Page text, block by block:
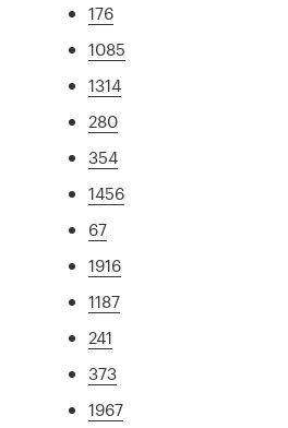
176
1085
1314
280
354
1456
67
1916
1187
241
373
1967